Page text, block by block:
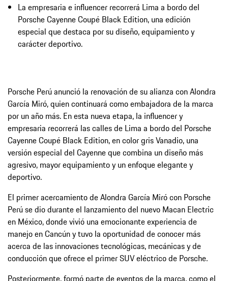
La empresaria e influencer recorrerá Lima a bordo del
Porsche Cayenne Coupé Black Edition, una edición
especial que destaca por su diseño, equipamiento y
carácter deportivo.
Porsche Perú anunció la renovación de su alianza con Alondra
García Miró, quien continuará como embajadora de la marca
por un año más. En esta nueva etapa, la influencer y
empresaria recorrerá las calles de Lima a bordo del Porsche
Cayenne Coupé Black Edition, en color gris Vanadio, una
versión especial del Cayenne que combina un diseño más
agresivo, mayor equipamiento y un enfoque elegante y
deportivo.
El primer acercamiento de Alondra García Miró con Porsche
Perú se dio durante el lanzamiento del nuevo Macan Electric
en México, donde vivió una emocionante experiencia de
manejo en Cancún y tuvo la oportunidad de conocer más
acerca de las innovaciones tecnológicas, mecánicas y de
conducción que ofrece el primer SUV eléctrico de Porsche.
Posteriormente, formó parte de eventos de la marca, como el